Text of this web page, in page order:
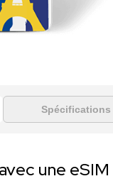
Spécifications
une eSIM